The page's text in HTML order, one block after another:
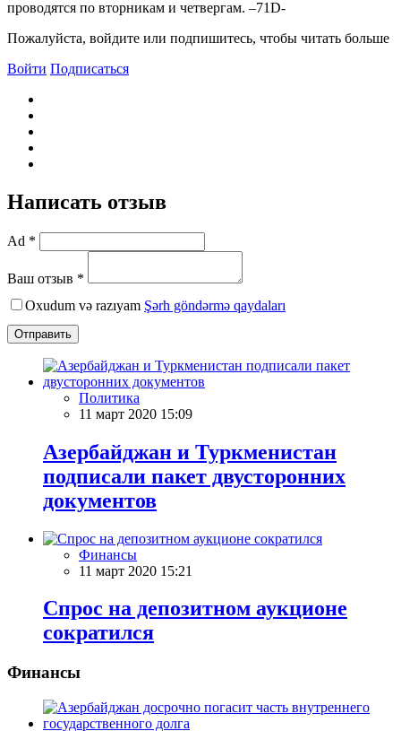
проводятся по вторникам и четвергам. –71D-
Пожалуйста, войдите или подпишитесь, чтобы читать больше
Войти Подписаться
Написать отзыв
Ad *
Ваш отзыв *
Oxudum və razıyam Şərh göndərmə qaydaları
Отправить
Политика
11 март 2020 15:09
Азербайджан и Туркменистан
подписали пакет двусторонних
документов
Финансы
11 март 2020 15:21
Спрос на депозитном аукционе
сократился
Финансы